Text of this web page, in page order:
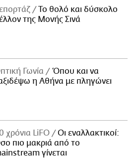
Το θολό και δύσκολο
της Μονής Σινά
Γωνία
Όπου και να
η Αθήνα με πληγώνει
χρόνια LiFO
Οι εναλλακτικοί:
πιο μακριά από το
γίνεται